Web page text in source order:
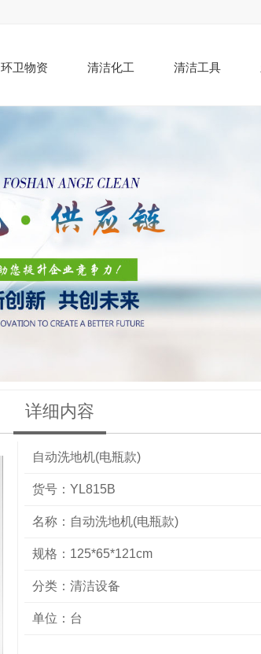
环卫物资 清洁化工 清洁工具
详细内容
自动洗地机(电瓶款)
货号：YL815B
名称：自动洗地机(电瓶款)
规格：125*65*121cm
分类：清洁设备
单位：台